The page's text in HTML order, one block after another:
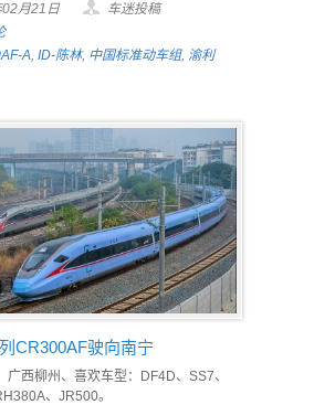
月21日
车迷投稿
A, ID-陈林, 中国标准动车组, 渝利
CR300AF驶向南宁
广西柳州、喜欢车型：DF4D、SS7、
、JR500。